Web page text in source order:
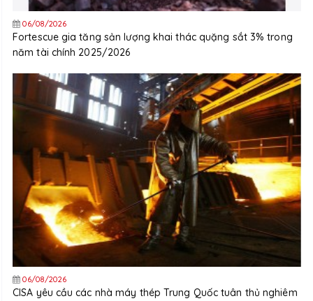
06/08/2026
Fortescue gia tăng sản lượng khai thác quặng sắt 3% trong
năm tài chính 2025/2026
06/08/2026
CISA yêu cầu các nhà máy thép Trung Quốc tuân thủ nghiêm